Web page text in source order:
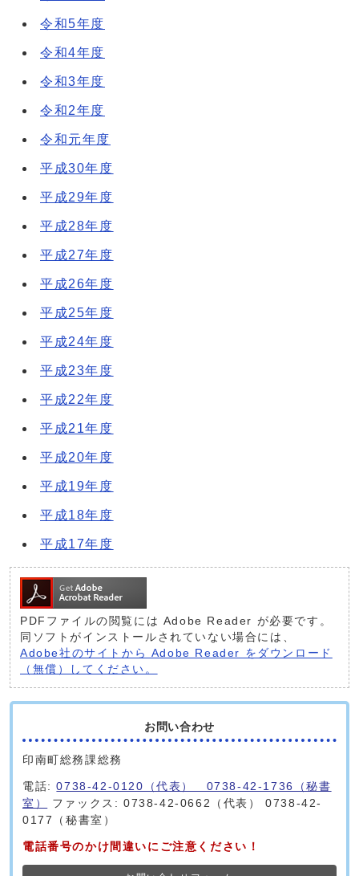
令和5年度
令和4年度
令和3年度
令和2年度
令和元年度
平成30年度
平成29年度
平成28年度
平成27年度
平成26年度
平成25年度
平成24年度
平成23年度
平成22年度
平成21年度
平成20年度
平成19年度
平成18年度
平成17年度
PDFファイルの閲覧には Adobe Reader が必要です。
同ソフトがインストールされていない場合には、
Adobe社のサイトから Adobe Reader をダウンロード
（無償）してください。
お問い合わせ
印南町総務課総務
電話:0738-42-0120（代表） 0738-42-1736（秘書
室）
ファックス: 0738-42-0662（代表） 0738-42-
0177（秘書室）
電話番号のかけ間違いにご注意ください！